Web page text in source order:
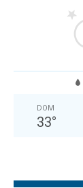
DOM
33°